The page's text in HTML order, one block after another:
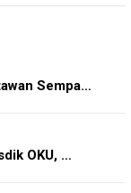
Sempa…
OKU, …